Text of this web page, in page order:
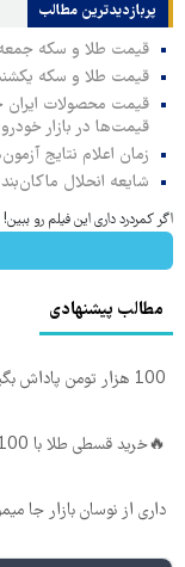
پربازدیدترین‌ مطالب
قیمت طلا و سکه جمعه ۱۶ مرداد ۱۴۰۵/ طلای ۱۸ عیار امروز
قیمت طلا و سکه یکشنبه ۱۱ مرداد ۱۴۰۵/ ریزش سنگین سکه
قیمت‌ها در بازار خودرو
زمان اعلام نتایج
شایعه انحلال
اگر کمردرد داری این فیلم رو
مطالب پیشنهادی
100 هزار تومن پاداش بگیر | ثبت نام کن
🔥خرید قسطی طلا با 100 میلیون تومان وام فوری🔥
داری از نوسان بازار جا